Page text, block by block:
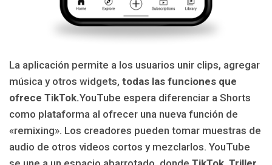
La aplicación permite a los usuarios unir clips, agregar
música y otros widgets, todas las funciones que
ofrece TikTok.YouTube espera diferenciar a Shorts
como plataforma al ofrecer una nueva función de
«remixing». Los creadores pueden tomar muestras de
audio de otros videos cortos y mezclarlos. YouTube